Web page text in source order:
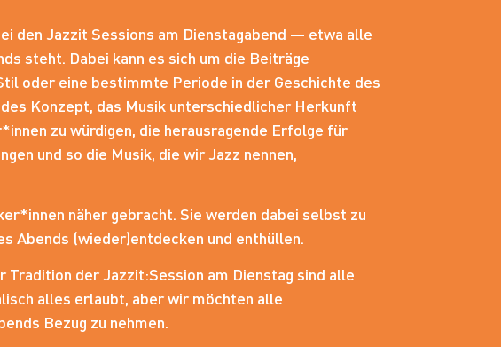
den Jazzit Sessions am Dienstagabend — etwa alle
steht. Dabei kann es sich um die Beiträge
oder eine bestimmte Periode in der Geschichte des
Konzept, das Musik unterschiedlicher Herkunft
zu würdigen, die herausragende Erfolge für
und so die Musik, die wir Jazz nennen,
näher gebracht. Sie werden dabei selbst zu
Abends (wieder)entdecken und enthüllen.
der Jazzit:Session am Dienstag sind alle
alles erlaubt, aber wir möchten alle
Bezug zu nehmen.